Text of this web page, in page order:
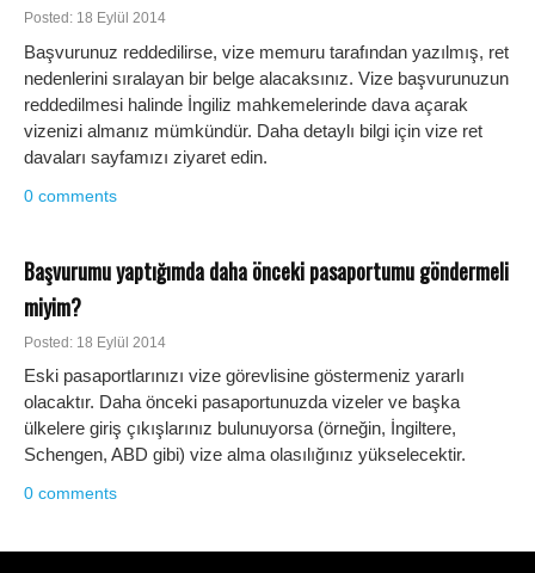
Posted: 18 Eylül 2014
Başvurunuz reddedilirse, vize memuru tarafından yazılmış, ret
nedenlerini sıralayan bir belge alacaksınız. Vize başvurunuzun
reddedilmesi halinde İngiliz mahkemelerinde dava açarak
vizenizi almanız mümkündür. Daha detaylı bilgi için vize ret
davaları sayfamızı ziyaret edin.
0 comments
Başvurumu yaptığımda daha önceki pasaportumu göndermeli
miyim?
Posted: 18 Eylül 2014
Eski pasaportlarınızı vize görevlisine göstermeniz yararlı
olacaktır. Daha önceki pasaportunuzda vizeler ve başka
ülkelere giriş çıkışlarınız bulunuyorsa (örneğin, İngiltere,
Schengen, ABD gibi) vize alma olasılığınız yükselecektir.
0 comments